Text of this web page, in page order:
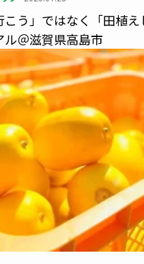
こう」ではなく「田植
ル＠滋賀県高島市